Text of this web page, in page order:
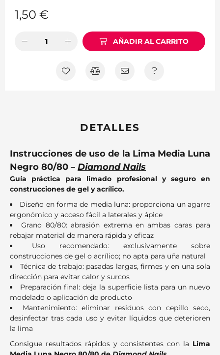
1,50 €
AÑADIR AL CARRITO
DETALLES
Instrucciones de uso de la Lima Media Luna
Negro 80/80 – Diamond Nails
Guía práctica para limado profesional y seguro en
construcciones de gel y acrílico.
Diseño en forma de media luna: proporciona un agarre
ergonómico y acceso fácil a laterales y ápice
Grano 80/80: abrasión extrema en ambas caras para
rebajar material de manera rápida y eficaz
Uso recomendado: exclusivamente sobre
construcciones de gel o acrílico; no apta para uña natural
Técnica de trabajo: pasadas largas, firmes y en una sola
dirección para evitar calor y surcos
Preparación final: deja la superficie lista para un nuevo
modelado o aplicación de producto
Mantenimiento: eliminar residuos con cepillo seco,
desinfectar tras cada uso y evitar líquidos que deterioren
la lima
Consigue resultados rápidos y consistentes con la Lima